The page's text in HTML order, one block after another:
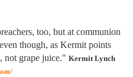
too, but at communion
though, as Kermit points
not grape juice." Kermit Lynch